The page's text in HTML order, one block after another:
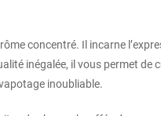
concentré. Il incarne
inégalée, il vous permet
inoubliable.